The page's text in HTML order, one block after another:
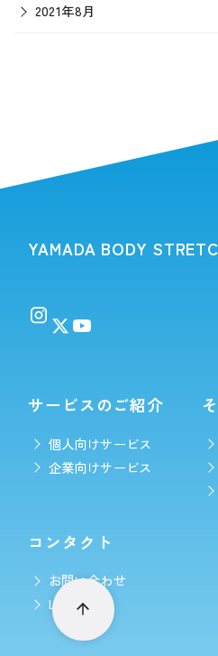
2021年8月
YAMADA BODY
サービスのご紹介
個人向けサービス
企業向けサービス
コンタクト
お問い合わせ
LINE予約